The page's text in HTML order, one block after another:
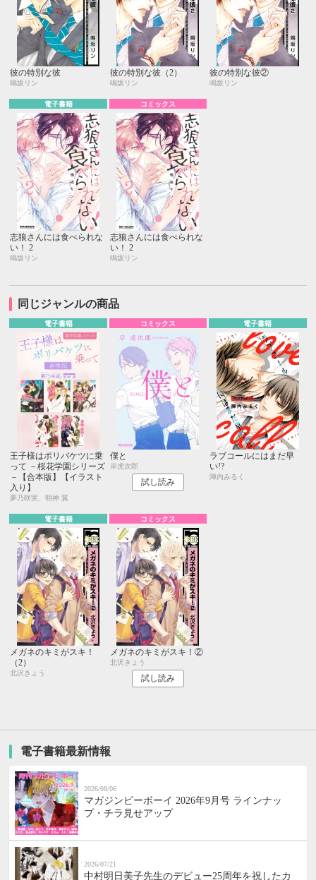
彼の特別な彼
鳴坂リン
彼の特別な彼（2）
鳴坂リン
彼の特別な彼②
鳴坂リン
電子書籍
志狼さんには食べられな
い！ 2
鳴坂リン
コミックス
志狼さんには食べられな
い！ 2
鳴坂リン
同じジャンルの商品
電子書籍
王子様はポリバケツに乗
って －桜花学園シリーズ
－【合本版】【イラスト
入り】
夢乃咲実、明神 翼
コミックス
僕と
岸虎次郎
試し読み
電子書籍
ラブコールにはまだ早
い!?
陣内みるく
電子書籍
メガネのキミがスキ！
（2）
北沢きょう
コミックス
メガネのキミがスキ！②
北沢きょう
試し読み
電子書籍最新情報
2026/08/06
マガジンビーボーイ 2026年9月号 ラインナッ
プ・チラ見せアップ
2026/07/21
中村明日美子先生のデビュー25周年を祝したカ